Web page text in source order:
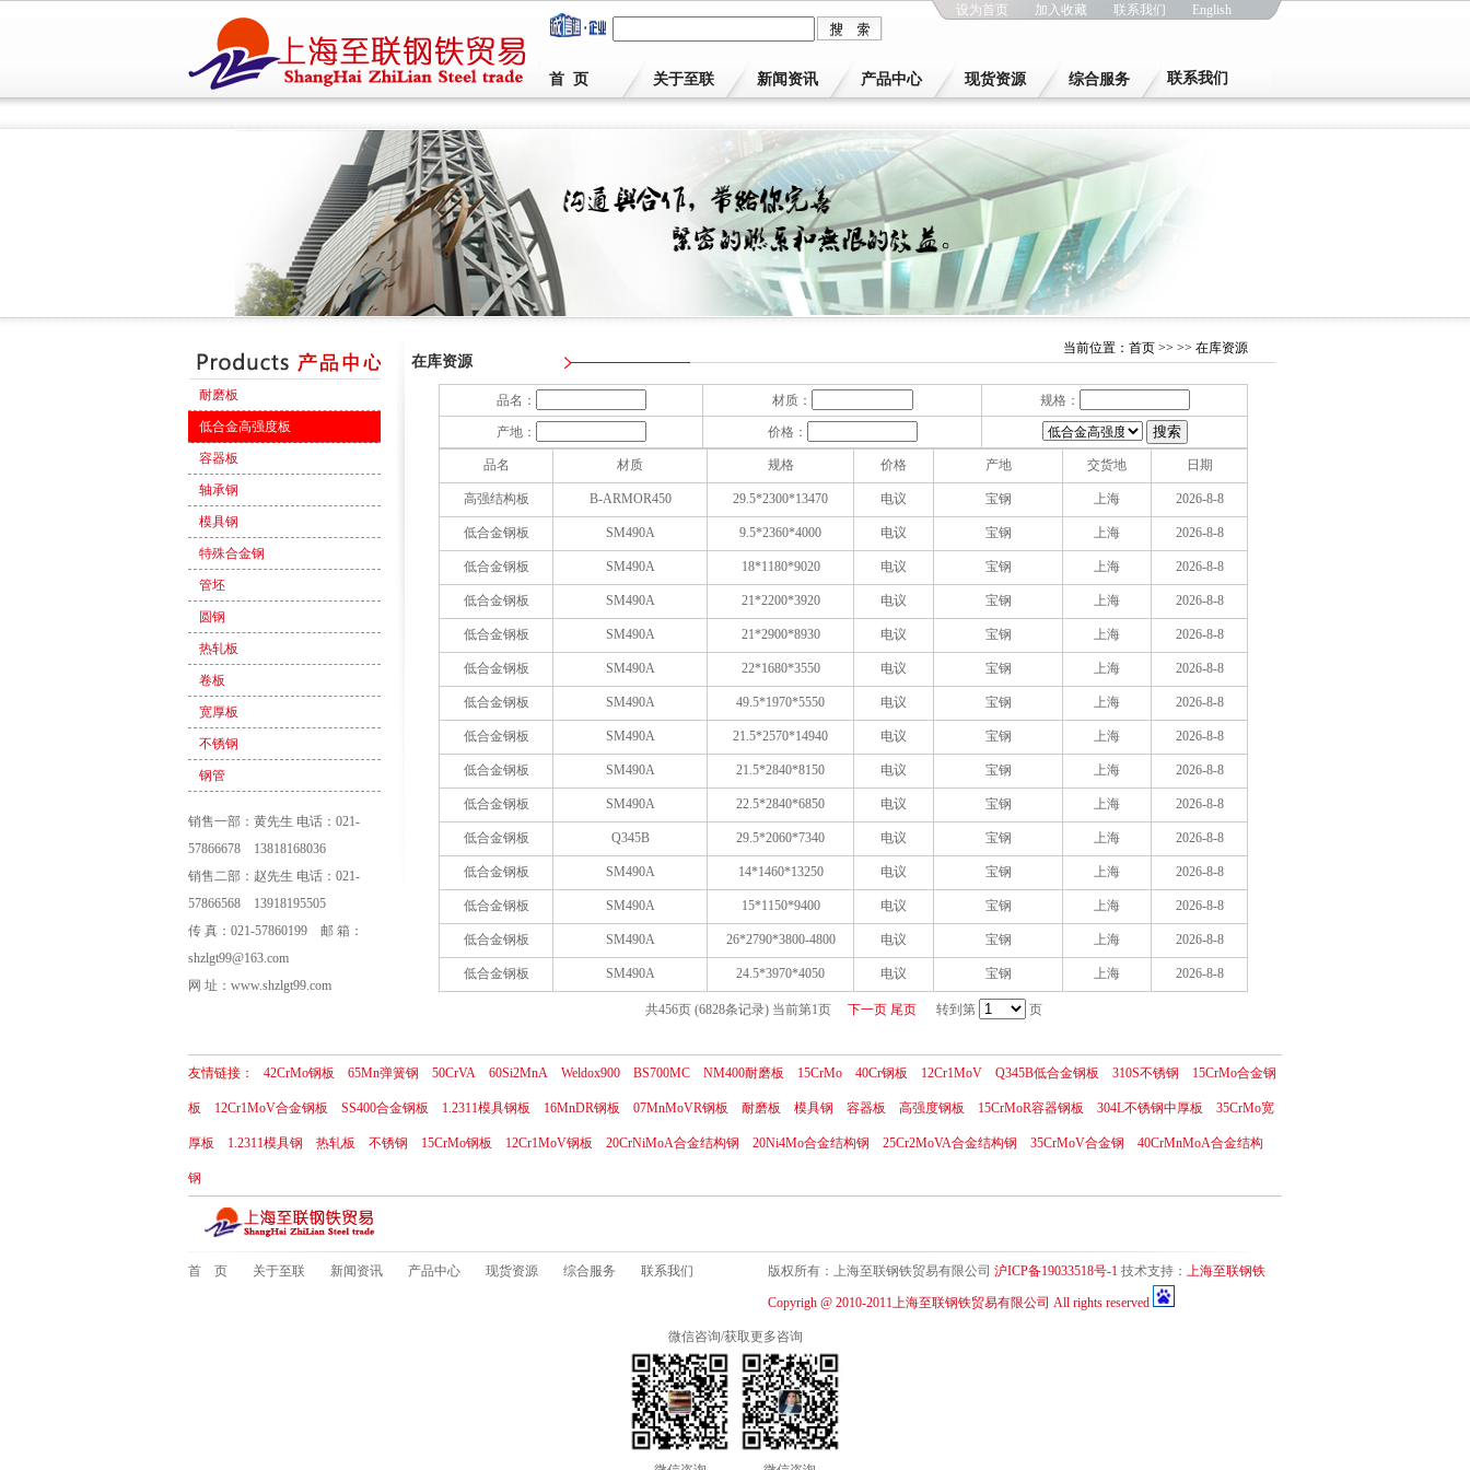
设为首页 加入收藏 联系我们 English
首 页 关于至联 新闻资讯 产品中心 现货资源 综合服务 联系我们
耐磨板
低合金高强度板
容器板
轴承钢
模具钢
特殊合金钢
管坯
圆钢
热轧板
卷板
宽厚板
不锈钢
钢管
销售一部：黄先生 电话：021-
57866678 13818168036
销售二部：赵先生 电话：021-
57866568 13918195505
传 真：021-57860199 邮 箱：
shzlgt99@163.com
网 址：www.shzlgt99.com
在库资源
当前位置： 首页 >> >> 在库资源
品名： 材质： 规格：
产地： 价格：
品名 材质 规格 价格 产地 交货地 日期
高强结构板 B-ARMOR450 29.5*2300*13470 电议 宝钢 上海 2026-8-8
低合金钢板 SM490A 9.5*2360*4000 电议 宝钢 上海 2026-8-8
低合金钢板 SM490A 18*1180*9020 电议 宝钢 上海 2026-8-8
低合金钢板 SM490A 21*2200*3920 电议 宝钢 上海 2026-8-8
低合金钢板 SM490A 21*2900*8930 电议 宝钢 上海 2026-8-8
低合金钢板 SM490A 22*1680*3550 电议 宝钢 上海 2026-8-8
低合金钢板 SM490A 49.5*1970*5550 电议 宝钢 上海 2026-8-8
低合金钢板 SM490A 21.5*2570*14940 电议 宝钢 上海 2026-8-8
低合金钢板 SM490A 21.5*2840*8150 电议 宝钢 上海 2026-8-8
低合金钢板 SM490A 22.5*2840*6850 电议 宝钢 上海 2026-8-8
低合金钢板 Q345B 29.5*2060*7340 电议 宝钢 上海 2026-8-8
低合金钢板 SM490A 14*1460*13250 电议 宝钢 上海 2026-8-8
低合金钢板 SM490A 15*1150*9400 电议 宝钢 上海 2026-8-8
低合金钢板 SM490A 26*2790*3800-4800 电议 宝钢 上海 2026-8-8
低合金钢板 SM490A 24.5*3970*4050 电议 宝钢 上海 2026-8-8
共456页 (6828条记录) 当前第1页 下一页 尾页转到第 页
友情链接： 42CrMo钢板 65Mn弹簧钢 50CrVA 60Si2MnA Weldox900 BS700MC NM400耐磨板 15CrMo 40Cr钢板 12Cr1MoV Q345B低合金钢板 310S不锈钢 15CrMo合金钢
板 12Cr1MoV合金钢板 SS400合金钢板 1.2311模具钢板 16MnDR钢板 07MnMoVR钢板 耐磨板 模具钢 容器板 高强度钢板 15CrMoR容器钢板 304L不锈钢中厚板 35CrMo宽
厚板 1.2311模具钢 热轧板 不锈钢 15CrMo钢板 12Cr1MoV钢板 20CrNiMoA合金结构钢 20Ni4Mo合金结构钢 25Cr2MoVA合金结构钢 35CrMoV合金钢 40CrMnMoA合金结构
钢
首 页 关于至联 新闻资讯 产品中心 现货资源 综合服务 联系我们 版权所有：上海至联钢铁贸易有限公司 沪ICP备19033518号-1 技术支持： 上海至联钢铁
Copyrigh @ 2010-2011上海至联钢铁贸易有限公司 All rights reserved
微信咨询/获取更多咨询